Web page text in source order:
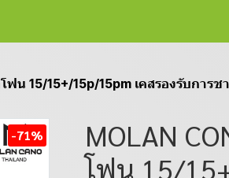
ฟน 15/15+/15p/15pm เคสรองรับการ
-71%
MOLAN
โฟน 15/